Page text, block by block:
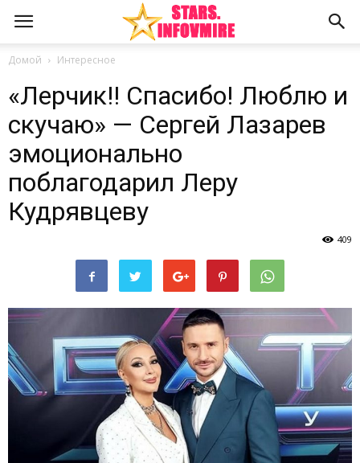
Домой Интересное
«Лерчик!! Спасибо! Люблю и
скучаю» — Сергей Лазарев
эмоционально
поблагодарил Леру
Кудрявцеву
409